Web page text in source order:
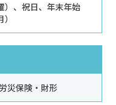
）、祝日、年末年始
災保険・財形